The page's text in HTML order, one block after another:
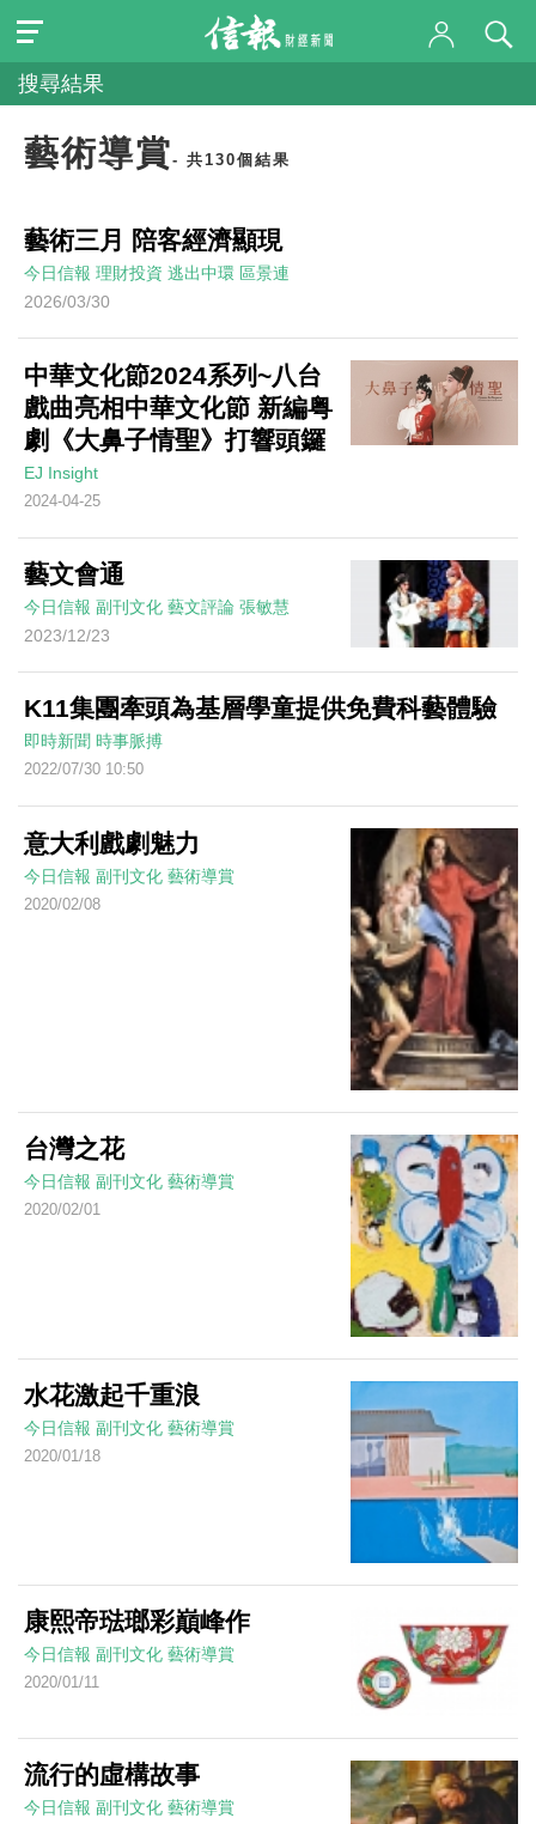
搜尋結果
藝術導賞- 共130個結果
藝術三月 陪客經濟顯現
今日信報 理財投資 逃出中環 區景連
2026/03/30
中華文化節2024系列~八台
戲曲亮相中華文化節 新編粤
劇《大鼻子情聖》打響頭鑼
EJ Insight
2024-04-25
藝文會通
今日信報 副刊文化 藝文評論 張敏慧
2023/12/23
K11集團牽頭為基層學童提供免費科藝體驗
即時新聞 時事脈搏
2022/07/30 10:50
意大利戲劇魅力
今日信報 副刊文化 藝術導賞
2020/02/08
台灣之花
今日信報 副刊文化 藝術導賞
2020/02/01
水花激起千重浪
今日信報 副刊文化 藝術導賞
2020/01/18
康熙帝琺瑯彩巔峰作
今日信報 副刊文化 藝術導賞
2020/01/11
流行的虛構故事
今日信報 副刊文化 藝術導賞